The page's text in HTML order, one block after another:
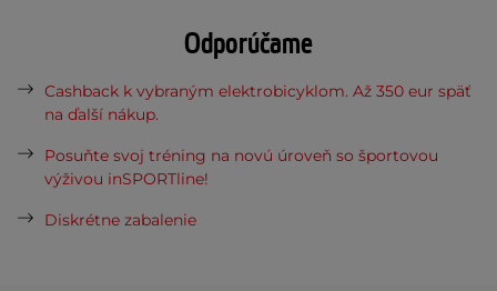
Odporúčame
Cashback k vybraným elektrobicyklom. Až 350 eur späť
na ďalší nákup.
Posuňte svoj tréning na novú úroveň so športovou
výživou inSPORTline!
Diskrétne zabalenie